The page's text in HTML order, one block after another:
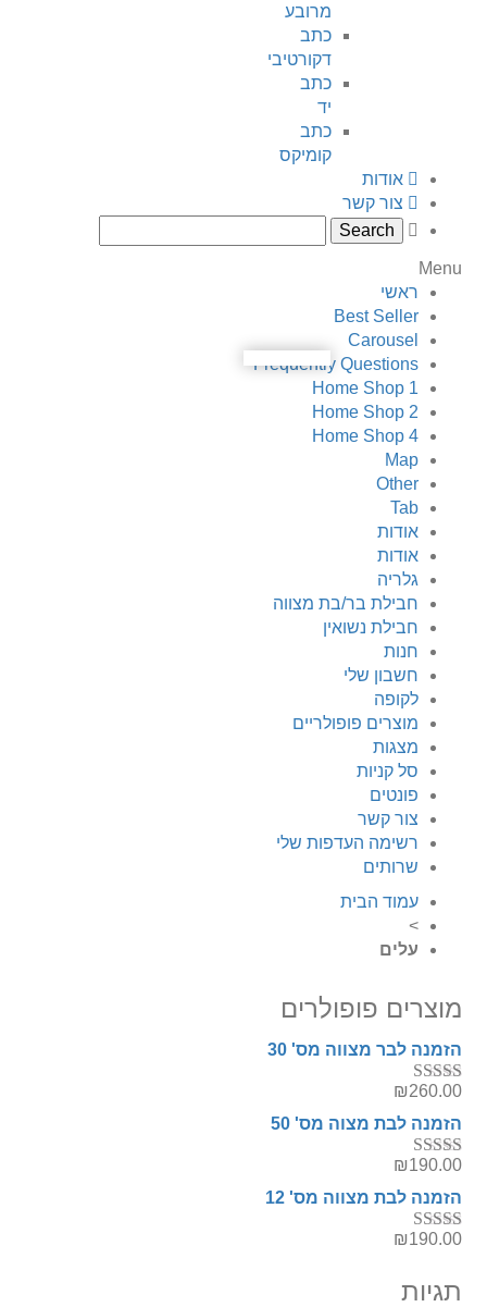
מרובע
כתב
דקורטיבי
כתב
יד
כתב
קומיקס
אודות
צור קשר
Menu
ראשי
Best Seller
Carousel
Frequently Questions
Home Shop 1
Home Shop 2
Home Shop 4
Map
Other
Tab
אודות
אודות
גלריה
חבילת בר/בת מצווה
חבילת נשואין
חנות
חשבון שלי
לקופה
מוצרים פופולריים
מצגות
סל קניות
פונטים
צור קשר
רשימה העדפות שלי
שרותים
עמוד הבית
>
עלים
מוצרים פופולרים
הזמנה לבר מצווה מס' 30
דורג5.00
₪260.00
הזמנה לבת מצוה מס' 50
דורג5.00
₪190.00
הזמנה לבת מצווה מס' 12
דורג5.00
₪190.00
תגיות